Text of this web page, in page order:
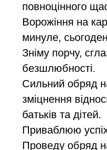
повноцінного
Ворожіння на
минуле,
Зніму порчу,
безшлюбності.
Сильний обряд
зміцнення
батьків та дітей.
Приваблюю
Проведу обряд